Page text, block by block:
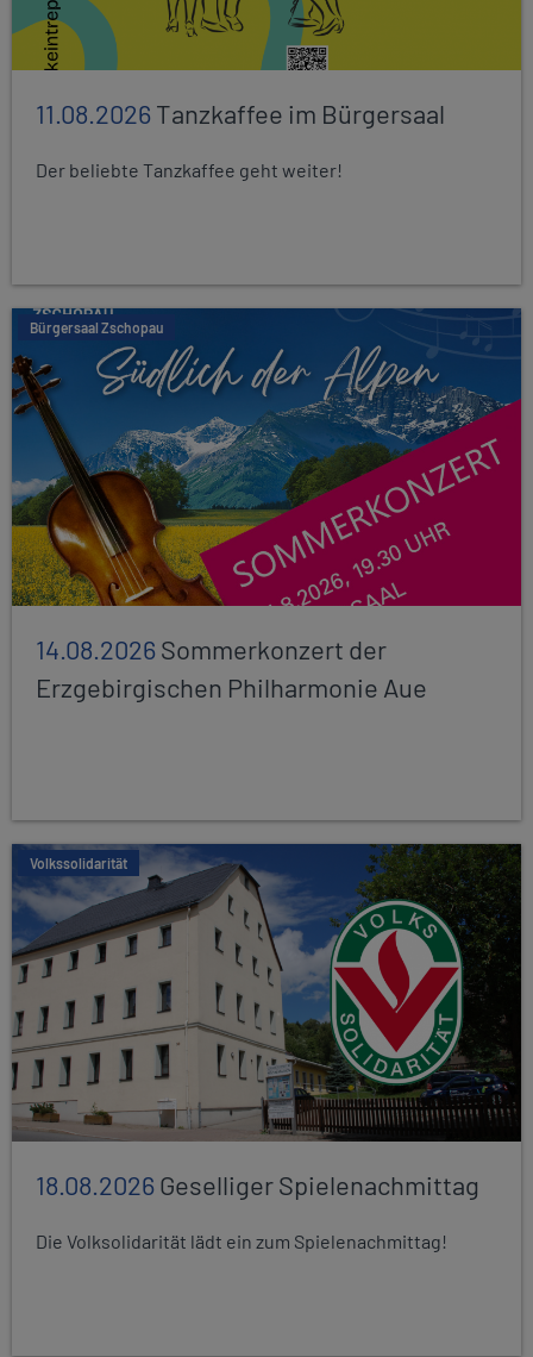
11.08.2026Tanzkaffee im Bürgersaal
Der beliebte Tanzkaffee geht weiter!
Bürgersaal Zschopau
14.08.2026Sommerkonzert der
Erzgebirgischen Philharmonie Aue
Volkssolidarität
18.08.2026Geselliger Spielenachmittag
Die Volksolidarität lädt ein zum Spielenachmittag!